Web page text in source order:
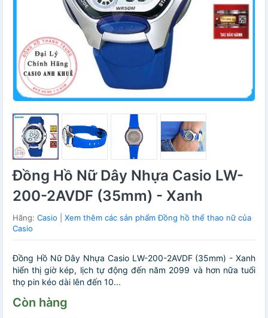
Đồng Hồ Nữ Dây Nhựa Casio LW-
200-2AVDF (35mm) - Xanh
Hãng: Casio
Xem thêm các sản phẩm Đồng hồ thể thao nữ của
Casio
Đồng Hồ Nữ Dây Nhựa Casio LW-200-2AVDF (35mm) - Xanh
hiển thị giờ kép, lịch tự động đến năm 2099 và hơn nữa tuổi
thọ pin kéo dài lên đến 10...
Còn hàng